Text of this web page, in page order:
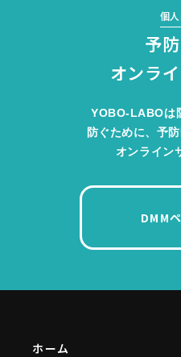
プロジェクト・サ
予
オンラ
個
YOBO-LABOは
防ぐために、予
オンライン
DMM
ホーム